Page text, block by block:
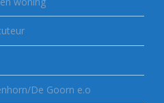
De Goorn e.o